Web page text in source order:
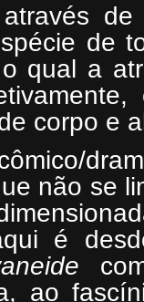
de
qual a
corpo e
não se
é
ao